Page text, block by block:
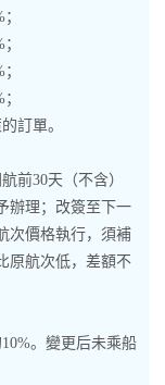
；
；
；
訂單。
前30天（不含）
辦理；改簽至下一
次價格執行，須補
原航次低，差額不
。變更后未乘船